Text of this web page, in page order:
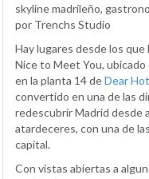
skyline madrileño,
por Trenchs Studio
Hay lugares desde los
Nice to Meet You,
en la planta 14 deDear
convertido en una de las
redescubrir Madrid desde
atardeceres, con una de
capital.
Con vistas abiertas a